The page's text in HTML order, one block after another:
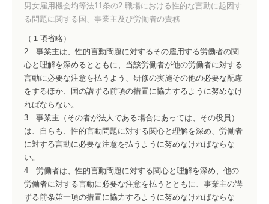
（１項省略）
2 事業主は、性的言動問題に対するその雇用する労働者の関
心と理解を深めるとともに、当該労働者が他の労働者に対する
言動に必要な注意を払うよう、研修の実施その他の必要な配慮
をするほか、国の講ずる前項の措置に協力するように努めなけ
ればならない。
3 事業主（その者が法人である場合にあっては、その役員）
は、自らも、性的言動問題に対する関心と理解を深め、労働者
に対する言動に必要な注意を払うように努めなければならな
い。
4 労働者は、性的言動問題に対する関心と理解を深め、他の
労働者に対する言動に必要な注意を払うとともに、事業主の講
ずる前条第一項の措置に協力するように努めなければならな
男女雇用機会均等法11条の2 職場における性的な言動に起因す
る問題に関する国、事業主及び労働者の責務